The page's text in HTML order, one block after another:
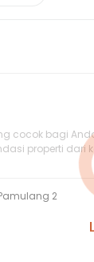
cocok bagi
properti dari
2